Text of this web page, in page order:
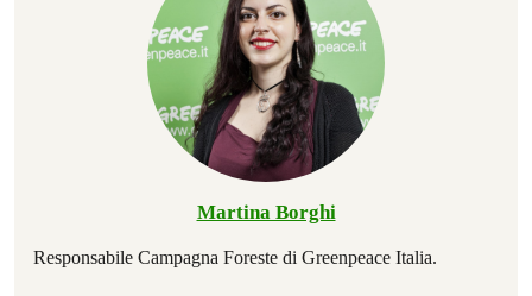
Martina Borghi
Responsabile Campagna Foreste di Greenpeace Italia.